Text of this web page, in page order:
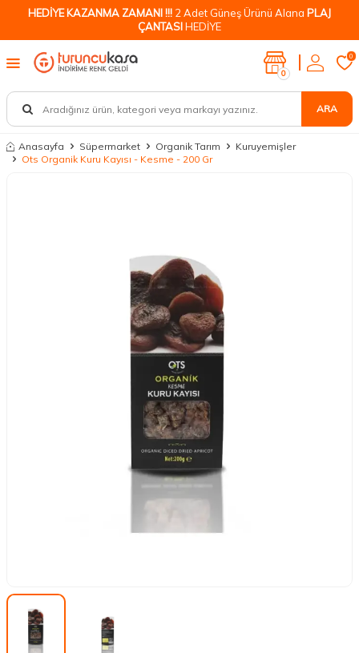
HEDİYE KAZANMA ZAMANI !!! 2 Adet Güneş Ürünü Alana PLAJ
ÇANTASIHEDİYE
ARA
0
0
Anasayfa Süpermarket Organik Tarım
Kuruyemişler
Ots Organik Kuru Kayısı - Kesme - 200 Gr